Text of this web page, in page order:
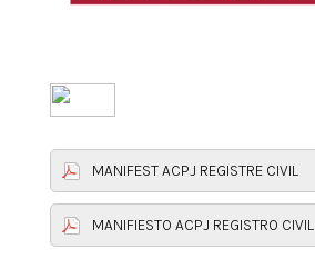
MANIFEST ACPJ REGISTRE CIVIL
MANIFIESTO ACPJ REGISTRO CIVIL